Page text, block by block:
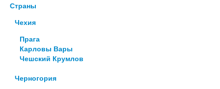
Страны
Чехия
Прага
Карловы Вары
Чешский Крумлов
Черногория